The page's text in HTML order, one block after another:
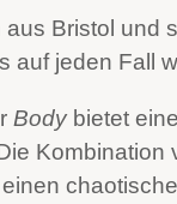
aus Bristol und
auf jeden Fall
Bodybietet